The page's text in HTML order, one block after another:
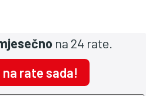
na 24 rate.
na rate sada!